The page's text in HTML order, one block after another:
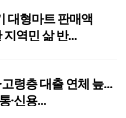
키는 의회가 되겠습니다
지원' 경쟁 본격화
개…상품 채우기 ‘속도전’
대형마트 판매액
역민 삶 반...
령층 대출 연체 늪...
·신용...